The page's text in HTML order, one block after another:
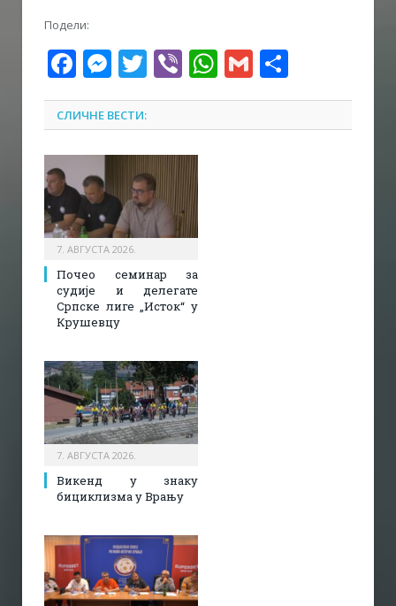
Подели:
Facebook
Messenger
Twitter
ViberWhatsApp
Gmail
СЛИЧНЕ ВЕСТИ:
7. АВГУСТА 2026.
Почео семинар за
судије и делегате
Српске лиге „Исток“ у
Крушевцу
7. АВГУСТА 2026.
Викенд у знаку
бициклизма у Врању